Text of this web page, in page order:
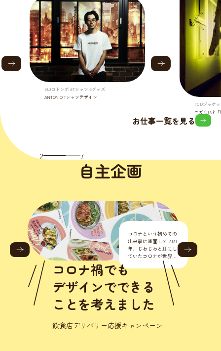
#山口トンボ #Tシャツ #グッズ
ANTONIO Tシャツデザイン
#CDジャケ
ニガミ17才
2 7
お仕事一覧を見る
自主企画
コロナという初めての
出来事に直面して 2020
年、じわじわと耳にし
ていたコロナが世界的
に流行り始めました。
正直こんな様々なとこ
ろに影響が出るなんて
思いもし
コロナ禍でも
デザインでできる
ことを考えました
飲食店デリバリー応援キャンペーン